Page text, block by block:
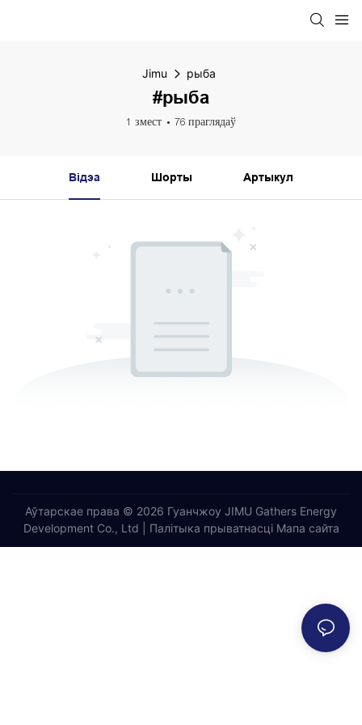
Jimu рыба
#рыба
1 змест 76 праглядаў
Відэа Шорты Артыкул
Аўтарскае права © 2026 Гуанчжоу JIMU Gathers Energy
Development Co., Ltd |
Палітыка прыватнасціМапа сайта